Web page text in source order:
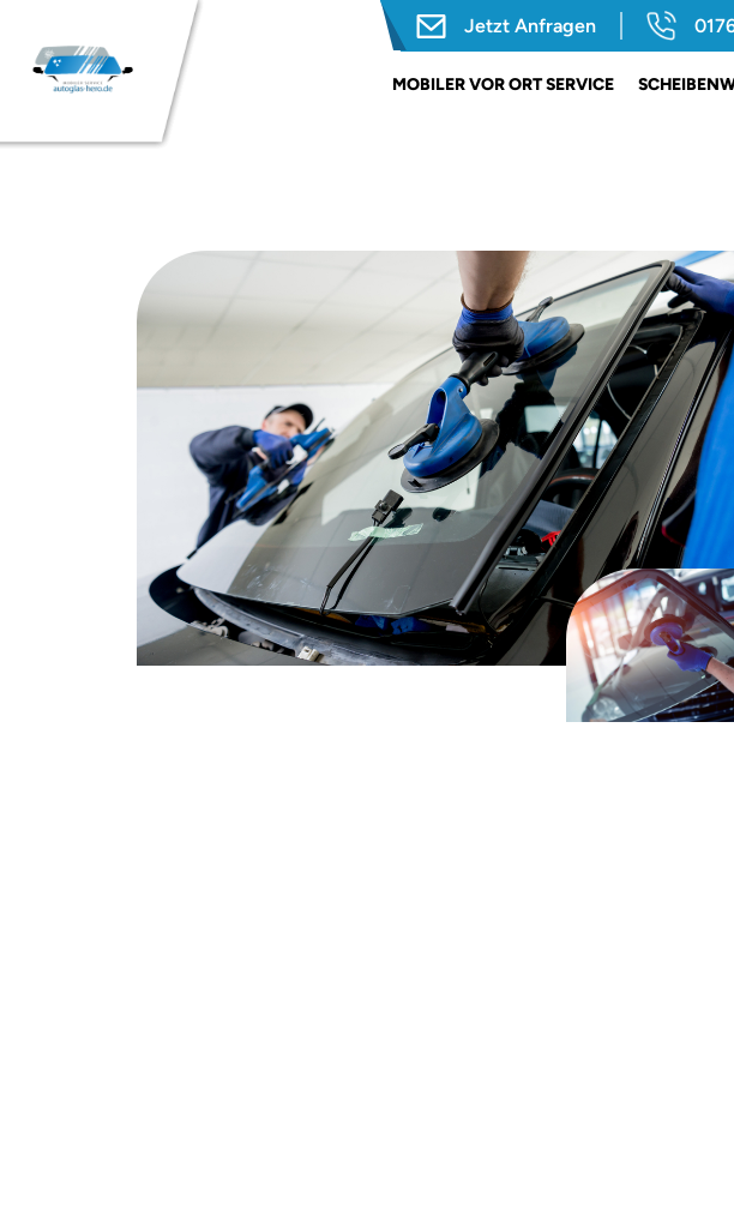
Jetzt Anfragen
MOBILER VOR ORT SERVICE